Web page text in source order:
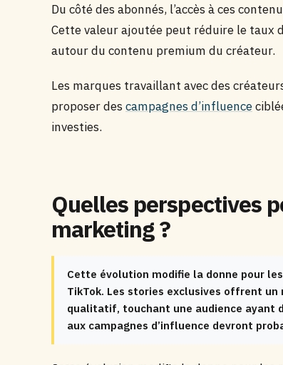
Du côté des abonnés, l’accès à ces
Cette valeur ajoutée peut réduire le taux
autour du contenu premium du créateur.
Les marques travaillant avec des
proposer des campagnes d’influence
investies.
Quelles perspectives
marketing ?
Cette évolution modifie la donne pour
TikTok. Les stories exclusives offrent
qualitatif, touchant une audience ayant
aux campagnes d’influence devront